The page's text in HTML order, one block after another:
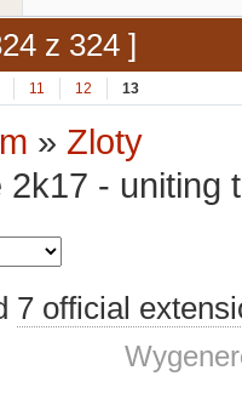
z 324 ]
11 12 13
» Zloty
2k17 - uniting
7 official